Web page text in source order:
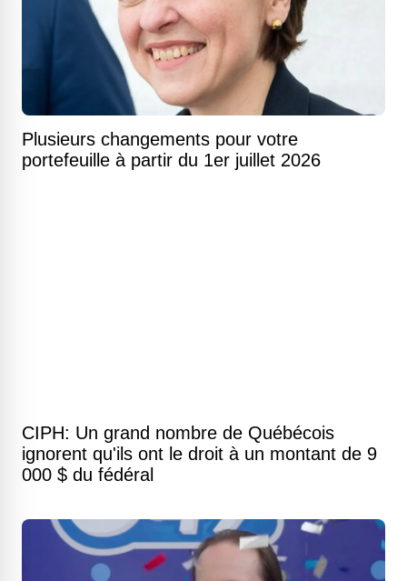
Plusieurs changements pour votre
portefeuille à partir du 1er juillet 2026
CIPH: Un grand nombre de Québécois
ignorent qu'ils ont le droit à un montant de 9
000 $ du fédéral